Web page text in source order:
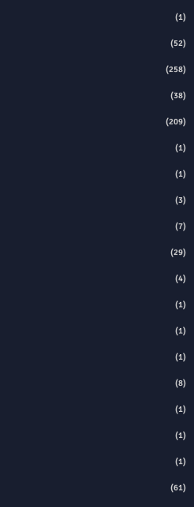
(1)
(52)
(258)
(38)
(209)
(1)
(1)
(3)
(7)
(29)
(4)
(1)
(1)
(1)
(8)
(1)
(1)
(1)
(61)